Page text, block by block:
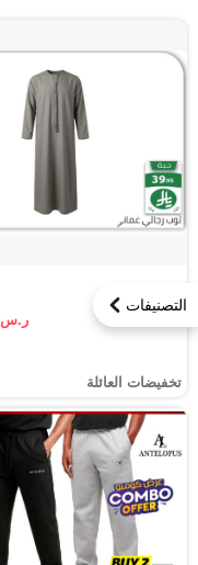
التصنيفات
ر.س ٣٩.٩٥
تخفيضات العائلة